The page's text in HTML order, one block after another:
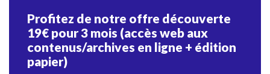
Profitez de notre offre découverte
19€ pour 3 mois (accès web aux
contenus/archives en ligne + édition
papier)